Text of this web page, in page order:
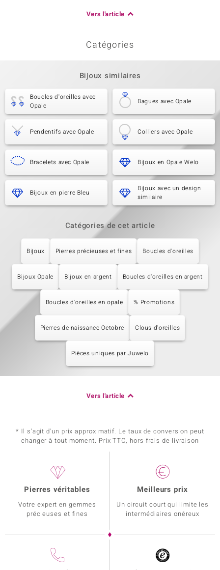
Vers l'article
Catégories
Bijoux similaires
Boucles d'oreilles avec
Opale
Bagues avec Opale
Pendentifs avec Opale Colliers avec Opale
Bracelets avec Opale Bijoux en Opale Welo
Bijoux en pierre Bleu
Bijoux avec un design
similaire
Catégories de cet article
Bijoux Pierres précieuses et fines Boucles d'oreilles
Bijoux Opale Bijoux en argent Boucles d'oreilles en argent
Boucles d'oreilles en opale % Promotions
Pierres de naissance Octobre Clous d'oreilles
Pièces uniques par Juwelo
Vers l'article
* Il s'agit d'un prix approximatif. Le taux de conversion peut
changer à tout moment. Prix TTC, hors frais de livraison
Pierres véritables
Votre expert en gemmes
précieuses et fines
Meilleurs prix
Un circuit court qui limite les
intermédiaires onéreux